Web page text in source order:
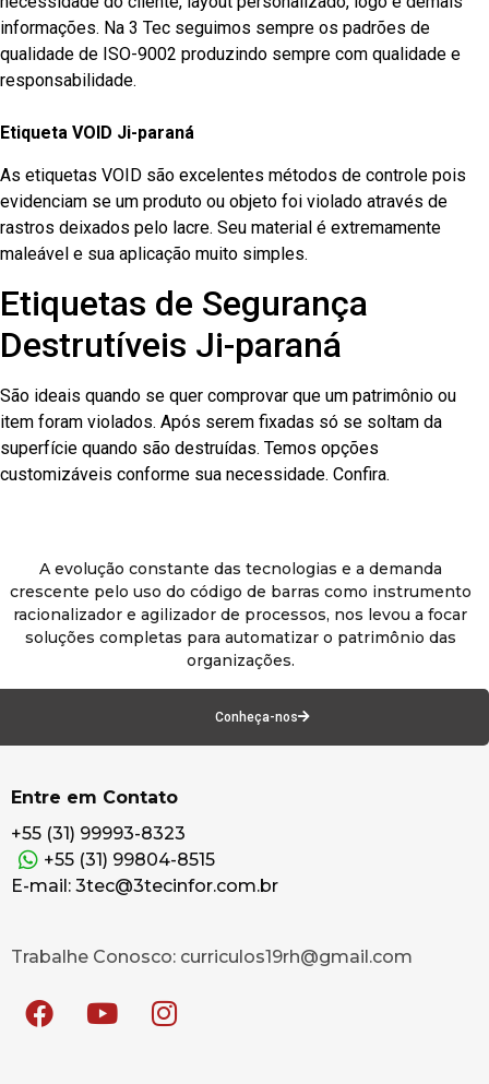
informações. Na 3 Tec seguimos sempre os padrões de
qualidade de ISO-9002 produzindo sempre com qualidade e
responsabilidade.
Etiqueta VOID Ji-paraná
As etiquetas VOID são excelentes métodos de controle pois
evidenciam se um produto ou objeto foi violado através de
rastros deixados pelo lacre. Seu material é extremamente
maleável e sua aplicação muito simples.
Etiquetas de Segurança
Destrutíveis Ji-paraná
São ideais quando se quer comprovar que um patrimônio ou
item foram violados. Após serem fixadas só se soltam da
superfície quando são destruídas. Temos opções
customizáveis conforme sua necessidade. Confira.
A evolução constante das tecnologias e a demanda
crescente pelo uso do código de barras como instrumento
racionalizador e agilizador de processos, nos levou a focar
soluções completas para automatizar o patrimônio das
organizações.
Conheça-nos
Entre em Contato
+55 (31) 99993-8323
+55 (31) 99804-8515
E-mail: 3tec@3tecinfor.com.br
Trabalhe Conosco: curriculos19rh@gmail.com